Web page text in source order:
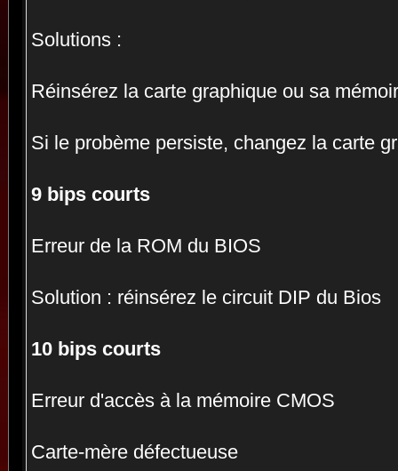
Solutions :
Réinsérez la carte graphique ou sa
Si le probème persiste, changez la carte
9 bips courts
Erreur de la ROM du BIOS
Solution : réinsérez le circuit DIP du Bios
10 bips courts
Erreur d'accès à la mémoire CMOS
Carte-mère défectueuse